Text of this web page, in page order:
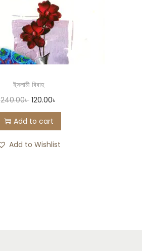
ইসলামী বিবাহ
240.00৳ 120.00৳
Add to cart
Add to Wishlist